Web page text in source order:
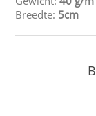
Breedte: 5cm